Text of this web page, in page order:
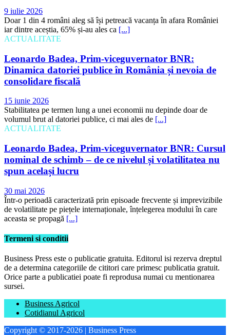
9 iulie 2026
Doar 1 din 4 români aleg să își petreacă vacanța în afara României
iar dintre aceștia, 65% și-au ales ca [...]
ACTUALITATE
Leonardo Badea, Prim-viceguvernator BNR:
Dinamica datoriei publice în România și nevoia de
consolidare fiscală
15 iunie 2026
Stabilitatea pe termen lung a unei economii nu depinde doar de
volumul brut al datoriei publice, ci mai ales de [...]
ACTUALITATE
Leonardo Badea, Prim-viceguvernator BNR: Cursul
nominal de schimb – de ce nivelul și volatilitatea nu
spun același lucru
30 mai 2026
Într-o perioadă caracterizată prin episoade frecvente și imprevizibile
de volatilitate pe piețele internaționale, înțelegerea modului în care
aceasta se propagă [...]
Termeni si conditii
Business Press este o publicatie gratuita. Editorul isi rezerva dreptul
de a determina categoriile de cititori care primesc publicatia gratuit.
Orice parte a publicatiei poate fi reprodusa numai cu mentionarea
sursei.
Business Agricol
Cotidianul Agricol
Copyright © 2017-2026 | Business Press